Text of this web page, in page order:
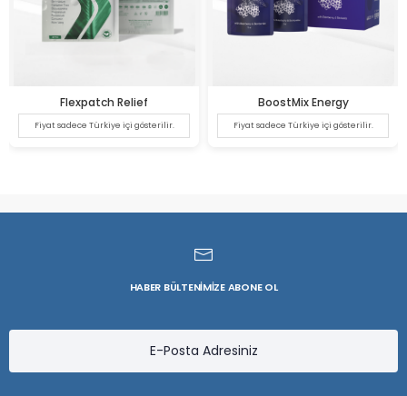
Flexpatch Relief
Fiyat sadece Türkiye içi gösterilir.
BoostMix Energy
Fiyat sadece Türkiye içi gösterilir.
HABER BÜLTENİMİZE ABONE OL